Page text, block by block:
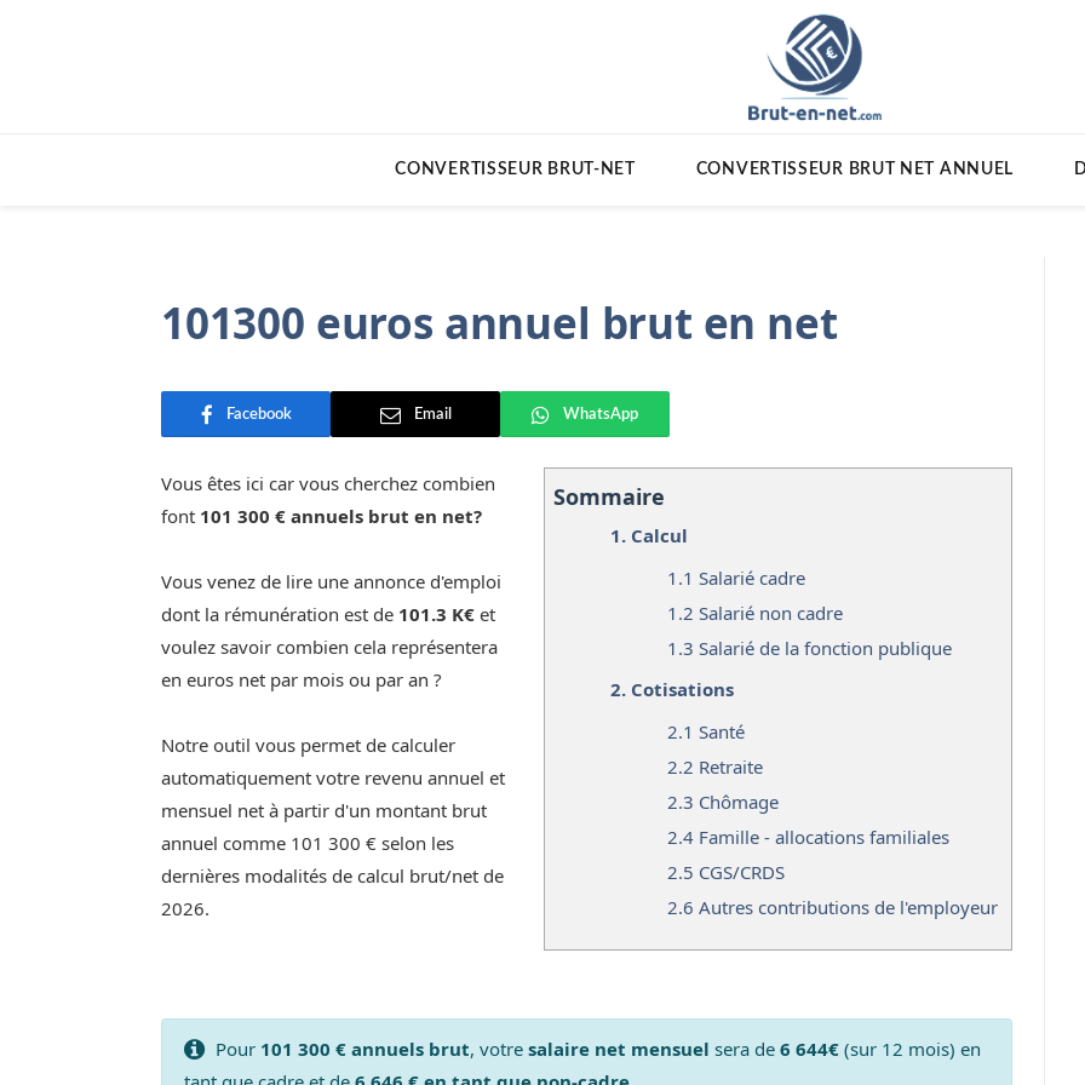
CONVERTISSEUR BRUT-NET CONVERTISSEUR BRUT NET ANNUEL
101300 euros annuel brut en net
Facebook Email WhatsApp
Sommaire
1. Calcul
1.1 Salarié cadre
1.2 Salarié non cadre
1.3 Salarié de la fonction publique
2. Cotisations
2.1 Santé
2.2 Retraite
2.3 Chômage
2.4 Famille - allocations familiales
2.5 CGS/CRDS
2.6 Autres contributions de l'employeur
Vous êtes ici car vous cherchez combien
font 101 300 € annuels brut en net?
Vous venez de lire une annonce d'emploi
dont la rémunération est de 101.3 K€ et
voulez savoir combien cela représentera
en euros net par mois ou par an ?
Notre outil vous permet de calculer
automatiquement votre revenu annuel et
mensuel net à partir d'un montant brut
annuel comme 101 300 € selon les
dernières modalités de calcul brut/net de
2026.
Pour 101 300 € annuels brut, votre salaire net mensuel sera de 6 644€(sur 12 mois) en